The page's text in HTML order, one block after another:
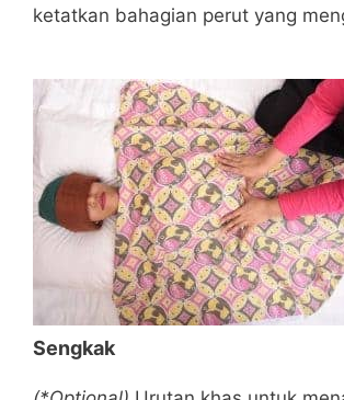
ketatkan bahagian perut yang
Sengkak